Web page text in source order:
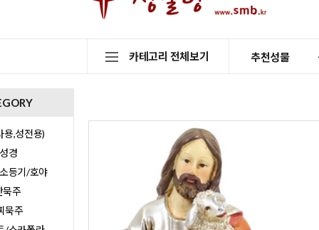
카테고리 전체보기 추천성물
용,성전용)
경
등기/호야
주
묵주